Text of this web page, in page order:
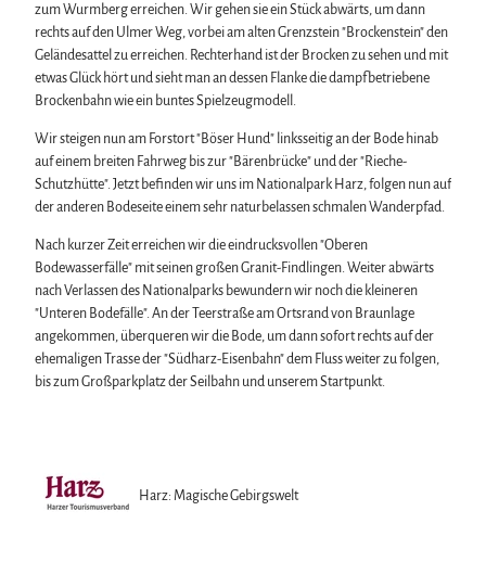
zum Wurmberg erreichen. Wir gehen sie ein Stück abwärts, um dann
rechts auf den Ulmer Weg, vorbei am alten Grenzstein "Brockenstein" den
Geländesattel zu erreichen. Rechterhand ist der Brocken zu sehen und mit
etwas Glück hört und sieht man an dessen Flanke die dampfbetriebene
Brockenbahn wie ein buntes Spielzeugmodell.
Wir steigen nun am Forstort "Böser Hund" linksseitig an der Bode hinab
auf einem breiten Fahrweg bis zur "Bärenbrücke" und der "Rieche-
Schutzhütte". Jetzt befinden wir uns im Nationalpark Harz, folgen nun auf
der anderen Bodeseite einem sehr naturbelassen schmalen Wanderpfad.
Nach kurzer Zeit erreichen wir die eindrucksvollen "Oberen
Bodewasserfälle" mit seinen großen Granit-Findlingen. Weiter abwärts
nach Verlassen des Nationalparks bewundern wir noch die kleineren
"Unteren Bodefälle". An der Teerstraße am Ortsrand von Braunlage
angekommen, überqueren wir die Bode, um dann sofort rechts auf der
ehemaligen Trasse der "Südharz-Eisenbahn" dem Fluss weiter zu folgen,
bis zum Großparkplatz der Seilbahn und unserem Startpunkt.
Harz: Magische Gebirgswelt